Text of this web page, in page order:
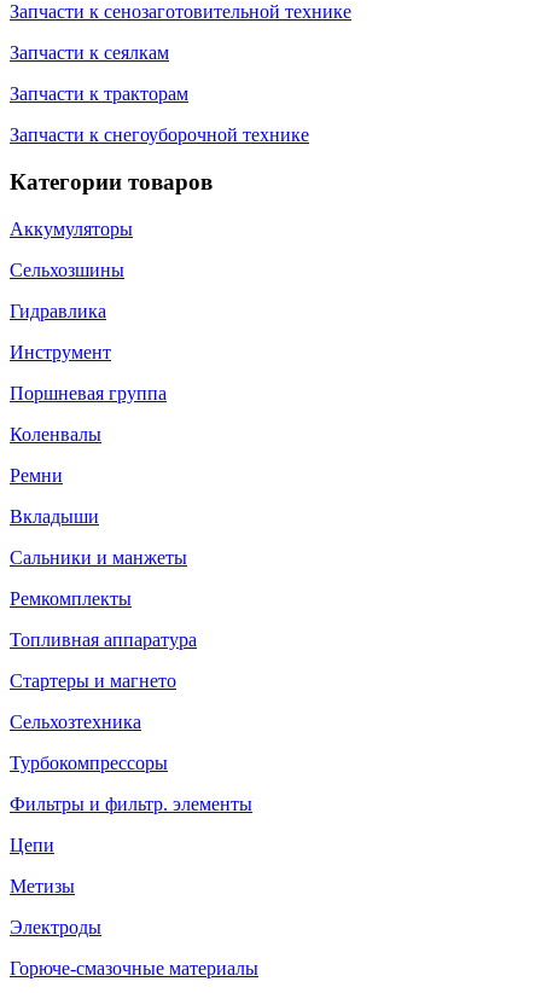
Запчасти к сенозаготовительной технике
Запчасти к сеялкам
Запчасти к тракторам
Запчасти к снегоуборочной технике
Категории товаров
Аккумуляторы
Сельхозшины
Гидравлика
Инструмент
Поршневая группа
Коленвалы
Ремни
Вкладыши
Сальники и манжеты
Ремкомплекты
Топливная аппаратура
Стартеры и магнето
Сельхозтехника
Турбокомпрессоры
Фильтры и фильтр. элементы
Цепи
Метизы
Электроды
Горюче-смазочные материалы